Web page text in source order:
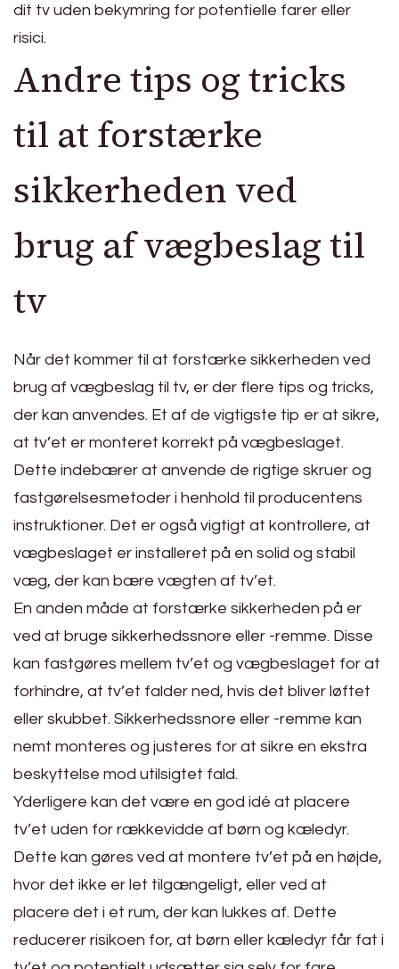
dit tv uden bekymring for potentielle farer eller
risici.
Andre tips og tricks
til at forstærke
sikkerheden ved
brug af vægbeslag til
tv
Når det kommer til at forstærke sikkerheden ved
brug af vægbeslag til tv, er der flere tips og tricks,
der kan anvendes. Et af de vigtigste tip er at sikre,
at tv’et er monteret korrekt på vægbeslaget.
Dette indebærer at anvende de rigtige skruer og
fastgørelsesmetoder i henhold til producentens
instruktioner. Det er også vigtigt at kontrollere, at
vægbeslaget er installeret på en solid og stabil
væg, der kan bære vægten af tv’et.
En anden måde at forstærke sikkerheden på er
ved at bruge sikkerhedssnore eller -remme. Disse
kan fastgøres mellem tv’et og vægbeslaget for at
forhindre, at tv’et falder ned, hvis det bliver løftet
eller skubbet. Sikkerhedssnore eller -remme kan
nemt monteres og justeres for at sikre en ekstra
beskyttelse mod utilsigtet fald.
Yderligere kan det være en god idé at placere
tv’et uden for rækkevidde af børn og kæledyr.
Dette kan gøres ved at montere tv’et på en højde,
hvor det ikke er let tilgængeligt, eller ved at
placere det i et rum, der kan lukkes af. Dette
reducerer risikoen for, at børn eller kæledyr får fat i